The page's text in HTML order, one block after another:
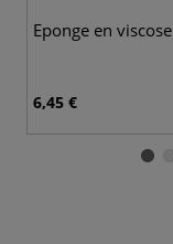
Eponge en viscose
6,45 €